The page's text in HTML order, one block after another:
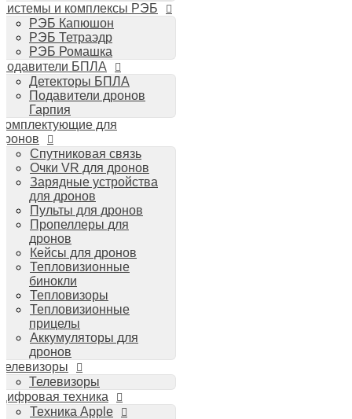
Аудиотехника
Стайлеры для волос Dyson
Пылесосы Dyson
Аудио и видео DJI
Ручные камеры
DJI Osmo Action 3
DJI Osmo Pocket 3
Стабилизаторы
DJI Osmo Mobile 6
DJI RS 3 Pro
и комплексы РЭБ
РЭБ Капюшон
РЭБ Тетраэдр
РЭБ Ромашка
БПЛА
Детекторы БПЛА
Подавители дронов
Гарпия
для
Спутниковая связь
Очки VR для дронов
Зарядные устройства
для дронов
Пульты для дронов
Пропеллеры для
дронов
Кейсы для дронов
Тепловизионные
бинокли
Тепловизоры
Тепловизионные
прицелы
Аккумуляторы для
дронов
Телевизоры
техника
Техника Apple